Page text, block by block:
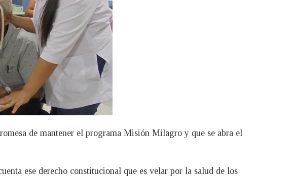
de mantener el programa Misión Milagro y que se abra el
ese derecho constitucional que es velar por la salud de los